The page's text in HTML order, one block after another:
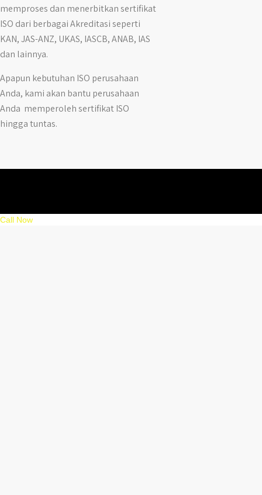
memproses dan menerbitkan sertifikat
ISO dari berbagai Akreditasi seperti
KAN, JAS-ANZ, UKAS, IASCB, ANAB, IAS
dan lainnya.
Apapun kebutuhan ISO perusahaan
Anda, kami akan bantu perusahaan
Anda memperoleh sertifikat ISO
hingga tuntas.
Call Now